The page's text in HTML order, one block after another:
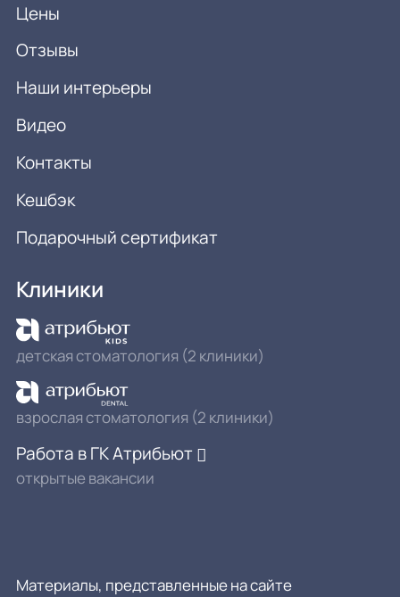
Цены
Отзывы
Наши интерьеры
Видео
Контакты
Кешбэк
Подарочный сертификат
Клиники
детская стоматология (2 клиники)
взрослая стоматология (2 клиники)
Работа в ГК Атрибьют
открытые вакансии
Материалы, представленные на сайте